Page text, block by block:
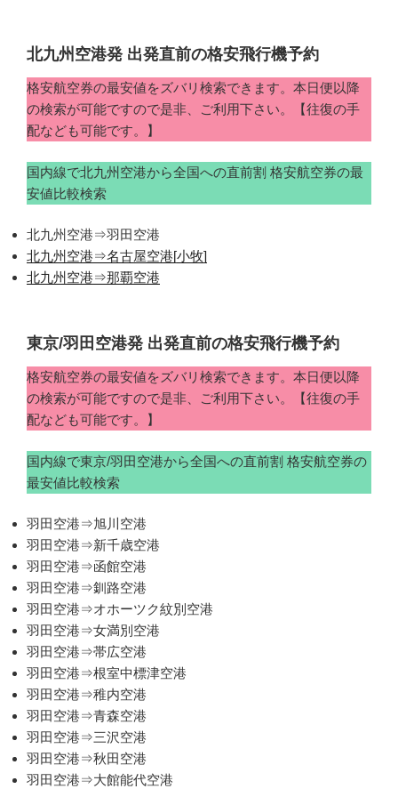
北九州空港発 出発直前の格安飛行機予約
格安航空券の最安値をズバリ検索できます。本日便以降
の検索が可能ですので是非、ご利用下さい。【往復の手
配なども可能です。】
国内線で北九州空港から全国への直前割 格安航空券の最
安値比較検索
北九州空港⇒羽田空港
北九州空港⇒名古屋空港[小牧]
北九州空港⇒那覇空港
東京/羽田空港発 出発直前の格安飛行機予約
格安航空券の最安値をズバリ検索できます。本日便以降
の検索が可能ですので是非、ご利用下さい。【往復の手
配なども可能です。】
国内線で東京/羽田空港から全国への直前割 格安航空券の
最安値比較検索
羽田空港⇒旭川空港
羽田空港⇒新千歳空港
羽田空港⇒函館空港
羽田空港⇒釧路空港
羽田空港⇒オホーツク紋別空港
羽田空港⇒女満別空港
羽田空港⇒帯広空港
羽田空港⇒根室中標津空港
羽田空港⇒稚内空港
羽田空港⇒青森空港
羽田空港⇒三沢空港
羽田空港⇒秋田空港
羽田空港⇒大館能代空港